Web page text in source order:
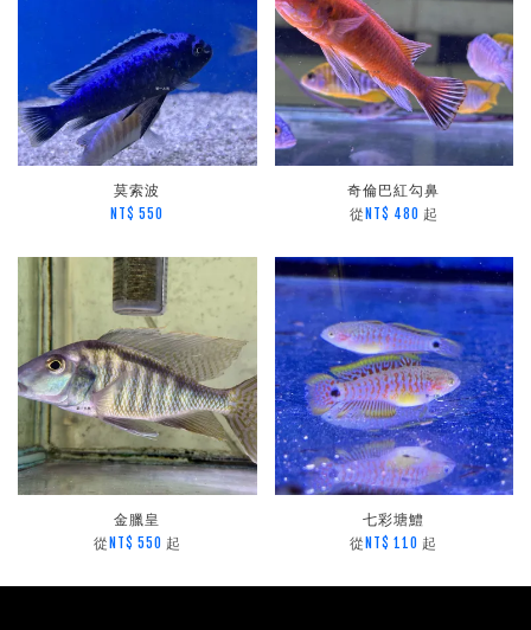
莫索波
NT$ 550
奇倫巴紅勾鼻
從 NT$ 480 起
金臘皇
從 NT$ 550 起
七彩塘鱧
從 NT$ 110 起